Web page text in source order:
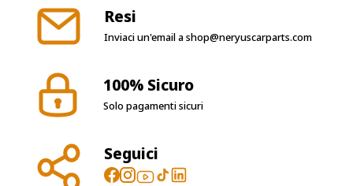
Resi
Inviaci un'email ashop@neryuscarparts.com
100% Sicuro
Solo pagamenti sicuri
Seguici